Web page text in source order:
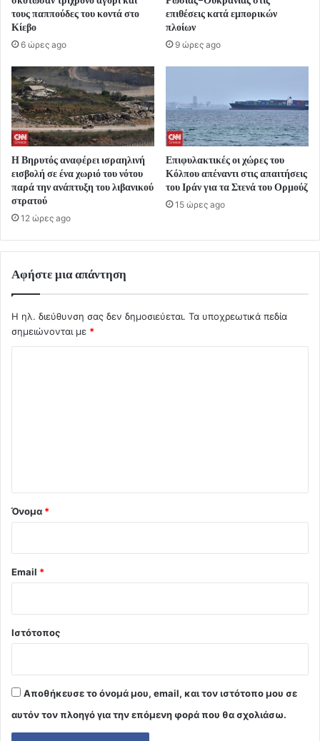
τους παππούδες του κοντά στο
Κίεβο
6 ώρες ago
επιθέσεις κατά εμπορικών
πλοίων
9 ώρες ago
Η Βηρυτός αναφέρει ισραηλινή
εισβολή σε ένα χωριό του νότου
παρά την ανάπτυξη του λιβανικού
στρατού
12 ώρες ago
Επιφυλακτικές οι χώρες του
Κόλπου απέναντι στις απαιτήσεις
του Ιράν για τα Στενά του Ορμούζ
15 ώρες ago
Αφήστε μια απάντηση
Η ηλ. διεύθυνση σας δεν δημοσιεύεται. Τα υποχρεωτικά πεδία
σημειώνονται με *
Όνομα *
Email *
Ιστότοπος
Αποθήκευσε το όνομά μου, email, και τον ιστότοπο μου σε
αυτόν τον πλοηγό για την επόμενη φορά που θα σχολιάσω.